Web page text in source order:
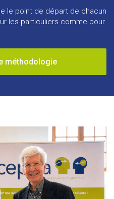
le point de départ de chacun
les particuliers comme pour
méthodologie